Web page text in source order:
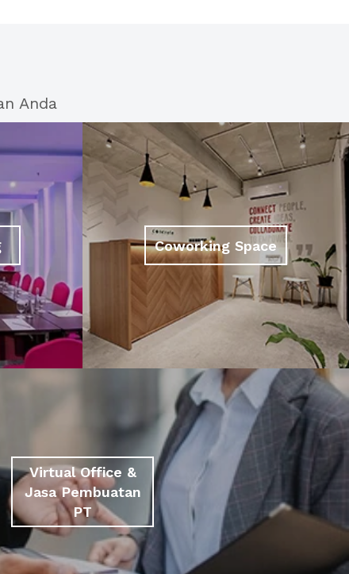
Anda
Coworking Space
Virtual Office &
Jasa Pembuatan
PT